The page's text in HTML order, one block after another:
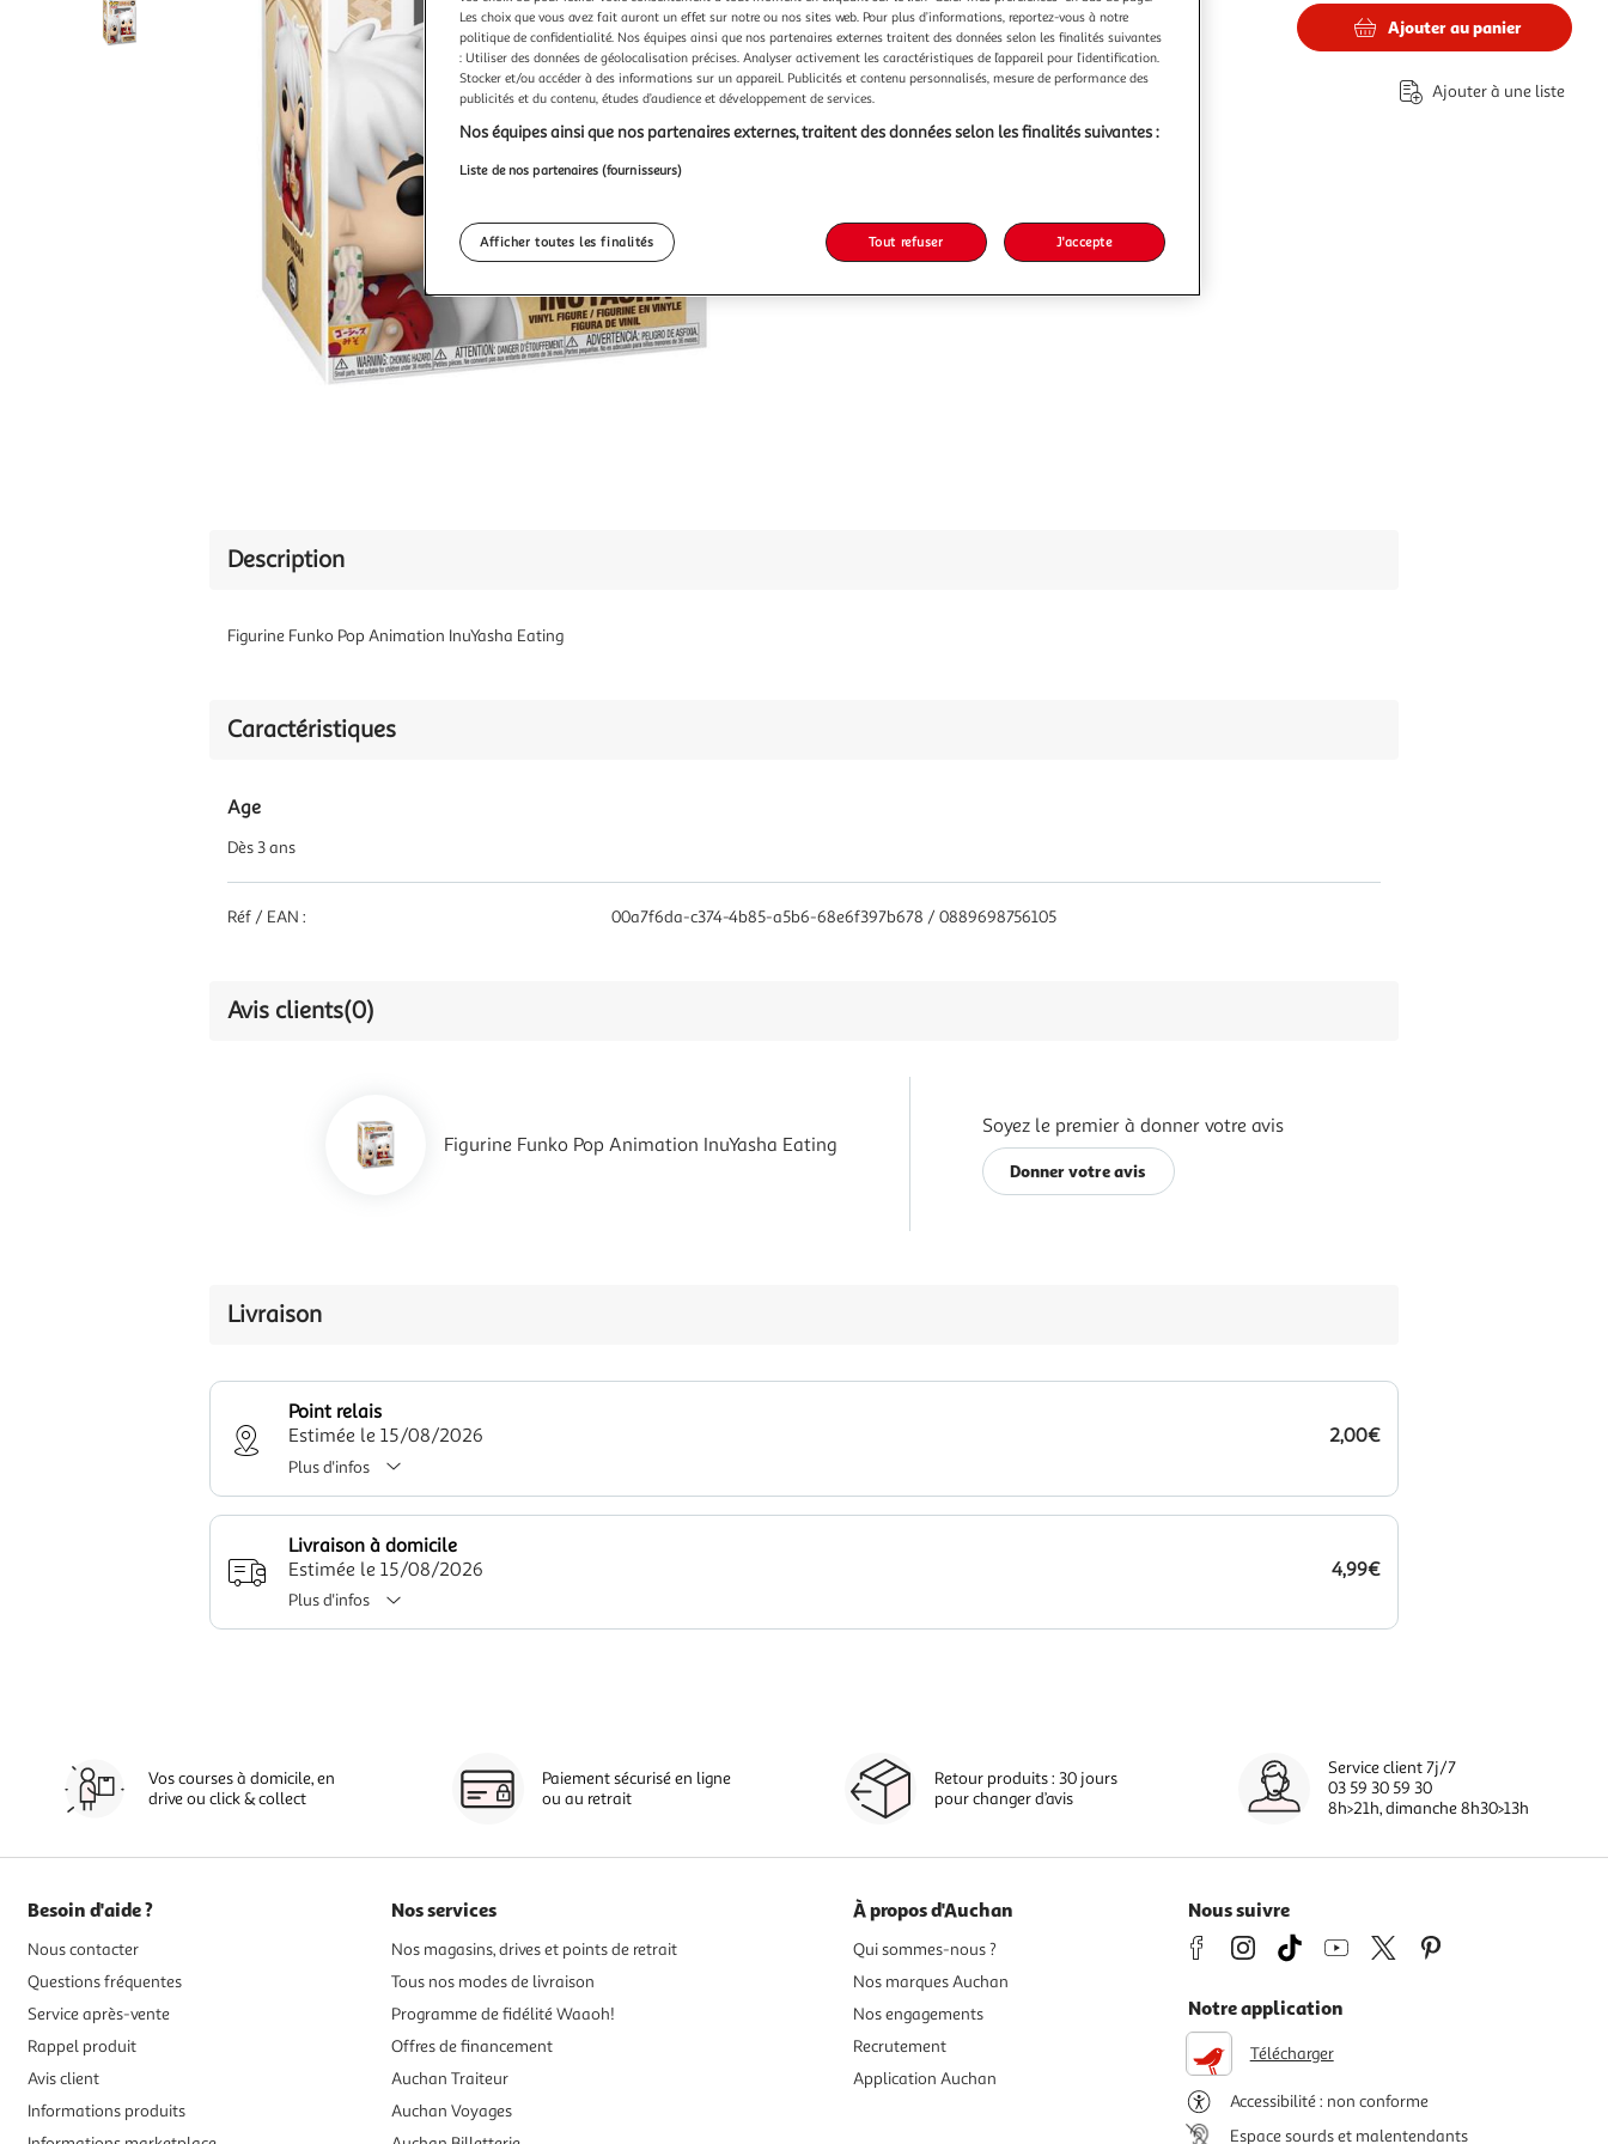
19,58€
Ajouter au panier
Ajouter à une liste
Description
Figurine Funko Pop Animation InuYasha Eating
Caractéristiques
Age
Dès 3 ans
Réf / EAN : 00a7f6da-c374-4b85-a5b6-68e6f397b678 / 0889698756105
Avis clients(0)
Figurine Funko Pop Animation InuYasha Eating
Soyez le premier à donner votre avis
Donner votre avis
Livraison
Point relais
Estimée le 15/08/2026
2,00€
Plus d'infos
Livraison à domicile
Estimée le 15/08/2026
4,99€
Plus d'infos
Vos courses à domicile, en
drive ou click & collect
Paiement sécurisé en ligne
ou au retrait
Retour produits : 30 jours
pour changer d’avis
Service client 7j/7
03 59 30 59 30
8h>21h, dimanche 8h30>13h
Besoin d'aide ?
Nous contacter
Questions fréquentes
Service après-vente
Rappel produit
Avis client
Informations produits
Nos services
Nos magasins, drives et points de retrait
Tous nos modes de livraison
Programme de fidélité Waaoh!
Offres de financement
Auchan Traiteur
Auchan Voyages
À propos d'Auchan
Qui sommes-nous ?
Nos marques Auchan
Nos engagements
Recrutement
Application Auchan
Nous suivre
Notre application
Télécharger
Accessibilité : non conforme
Espace sourds et malentendants
Les choix que vous avez fait auront un effet sur notre ou nos sites web. Pour plus d’informations, reportez-vous à notre
politique de confidentialité. Nos équipes ainsi que nos partenaires externes traitent des données selon les finalités suivantes
: Utiliser des données de géolocalisation précises. Analyser activement les caractéristiques de l’appareil pour l’identification.
Stocker et/ou accéder à des informations sur un appareil. Publicités et contenu personnalisés, mesure de performance des
publicités et du contenu, études d’audience et développement de services.
Nos équipes ainsi que nos partenaires externes, traitent des données selon les finalités suivantes :
Liste de nos partenaires (fournisseurs)
Afficher toutes les finalités Tout refuser J'accepte